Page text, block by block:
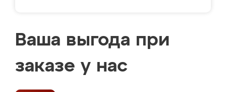
Ваша выгода при
заказе у нас